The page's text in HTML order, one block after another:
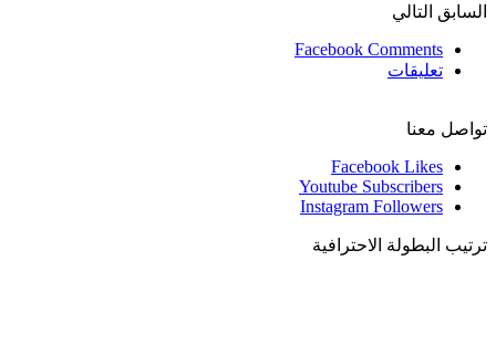
السابق التالي
Facebook Comments
تعليقات
تواصل معنا
Facebook Likes
Youtube Subscribers
Instagram Followers
ترتيب البطولة الاحترافية